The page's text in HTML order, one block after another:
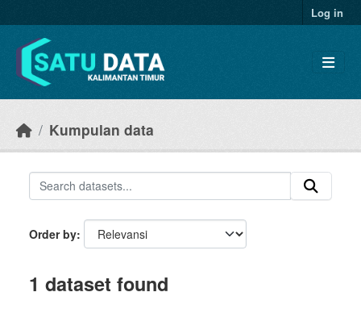
Log in
Kumpulan data
Order by
1 dataset found